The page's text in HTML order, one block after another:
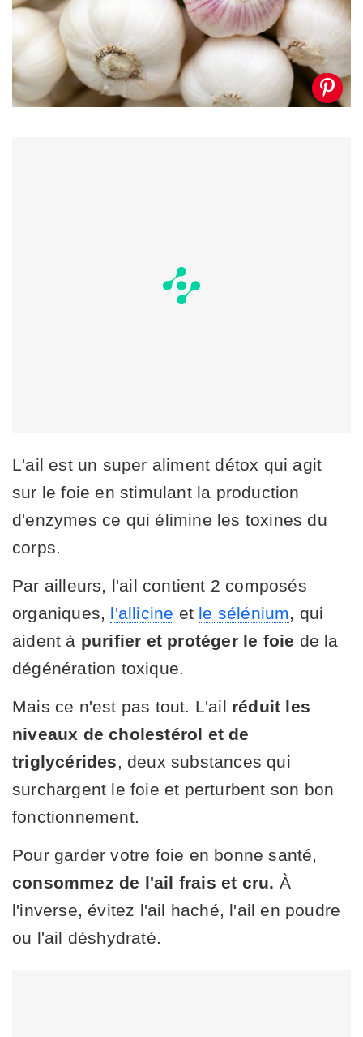
L'ail est un super aliment détox qui agit
sur le foie en stimulant la production
d'enzymes ce qui élimine les toxines du
corps.
Par ailleurs, l'ail contient 2 composés
organiques, l'allicine et le sélénium, qui
aident à purifier et protéger le foie de la
dégénération toxique.
Mais ce n'est pas tout. L'ail réduit les
niveaux de cholestérol et de
triglycérides, deux substances qui
surchargent le foie et perturbent son bon
fonctionnement.
Pour garder votre foie en bonne santé,
consommez de l'ail frais et cru. À
l'inverse, évitez l'ail haché, l'ail en poudre
ou l'ail déshydraté.